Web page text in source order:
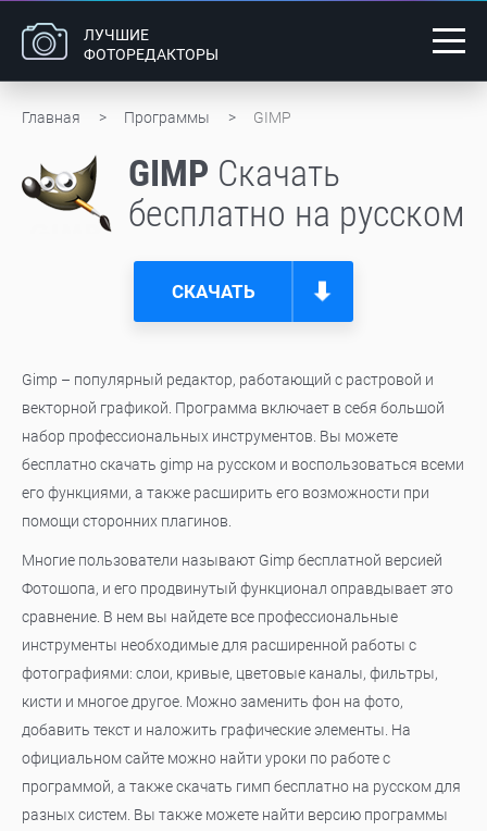
ЛУЧШИЕ
ФОТОРЕДАКТОРЫ
Главная Программы GIMP
GIMP Скачать
бесплатно на русском
СКАЧАТЬ
Gimp – популярный редактор, работающий с растровой и
векторной графикой. Программа включает в себя большой
набор профессиональных инструментов. Вы можете
бесплатно скачать gimp на русском и воспользоваться всеми
его функциями, а также расширить его возможности при
помощи сторонних плагинов.
Многие пользователи называют Gimp бесплатной версией
Фотошопа, и его продвинутый функционал оправдывает это
сравнение. В нем вы найдете все профессиональные
инструменты необходимые для расширенной работы с
фотографиями: слои, кривые, цветовые каналы, фильтры,
кисти и многое другое. Можно заменить фон на фото,
добавить текст и наложить графические элементы. На
официальном сайте можно найти уроки по работе с
программой, а также скачать гимп бесплатно на русском для
разных систем. Вы также можете найти версию программы